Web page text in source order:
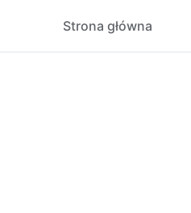
Strona główna